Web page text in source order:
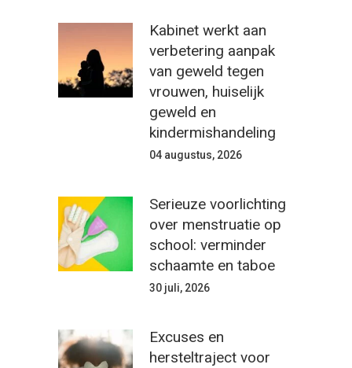
Kabinet werkt aan
verbetering aanpak
van geweld tegen
vrouwen, huiselijk
geweld en
kindermishandeling
04 augustus, 2026
Serieuze voorlichting
over menstruatie op
school: verminder
schaamte en taboe
30 juli, 2026
Excuses en
hersteltraject voor